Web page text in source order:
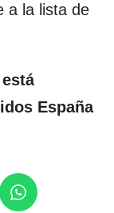
a la lista de
está
España